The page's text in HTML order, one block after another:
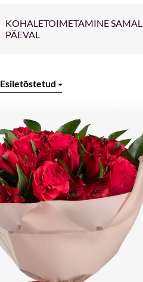
KOHALETOIMETAMINE SAMAL
PÄEVAL
Esiletõstetud